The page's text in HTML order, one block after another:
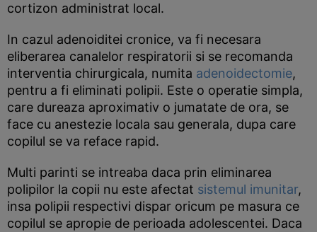
cortizon administrat local.
In cazul adenoiditei cronice, va fi necesara
eliberarea canalelor respiratorii si se recomanda
interventia chirurgicala, numita adenoidectomie,
pentru a fi eliminati polipii. Este o operatie simpla,
care dureaza aproximativ o jumatate de ora, se
face cu anestezie locala sau generala, dupa care
copilul se va reface rapid.
Multi parinti se intreaba daca prin eliminarea
polipilor la copii nu este afectat sistemul imunitar,
insa polipii respectivi dispar oricum pe masura ce
copilul se apropie de perioada adolescentei. Daca